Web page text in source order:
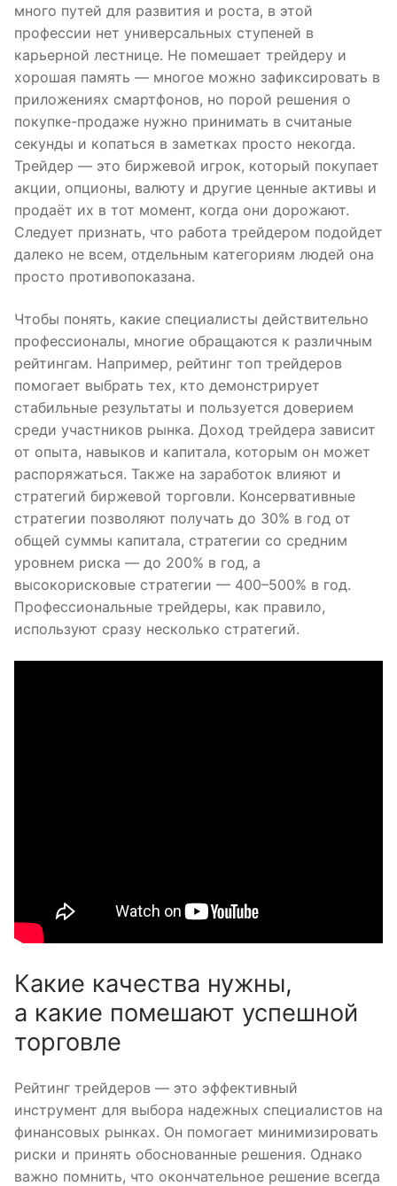
много путей для развития и роста, в этой
профессии нет универсальных ступеней в
карьерной лестнице. Не помешает трейдеру и
хорошая память — многое можно зафиксировать в
приложениях смартфонов, но порой решения о
покупке-продаже нужно принимать в считаные
секунды и копаться в заметках просто некогда.
Трейдер — это биржевой игрок, который покупает
акции, опционы, валюту и другие ценные активы и
продаёт их в тот момент, когда они дорожают.
Следует признать, что работа трейдером подойдет
далеко не всем, отдельным категориям людей она
просто противопоказана.
Чтобы понять, какие специалисты действительно
профессионалы, многие обращаются к различным
рейтингам. Например, рейтинг топ трейдеров
помогает выбрать тех, кто демонстрирует
стабильные результаты и пользуется доверием
среди участников рынка. Доход трейдера зависит
от опыта, навыков и капитала, которым он может
распоряжаться. Также на заработок влияют и
стратегий биржевой торговли. Консервативные
стратегии позволяют получать до 30% в год от
общей суммы капитала, стратегии со средним
уровнем риска — до 200% в год, а
высокорисковые стратегии — 400–500% в год.
Профессиональные трейдеры, как правило,
используют сразу несколько стратегий.
Какие качества нужны,
а какие помешают успешной
торговле
Рейтинг трейдеров — это эффективный
инструмент для выбора надежных специалистов на
финансовых рынках. Он помогает минимизировать
риски и принять обоснованные решения. Однако
важно помнить, что окончательное решение всегда